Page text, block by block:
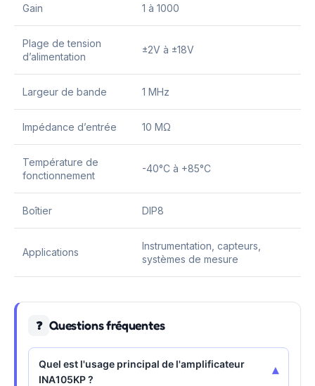
Gain 1 à 1000
Plage de tension
d’alimentation
±2V à ±18V
Largeur de bande 1 MHz
Impédance d’entrée 10 MΩ
Température de
fonctionnement
-40°C à +85°C
Boîtier DIP8
Applications
Instrumentation, capteurs,
systèmes de mesure
❓ Questions fréquentes
Quel est l'usage principal de l'amplificateur
INA105KP ?
▾